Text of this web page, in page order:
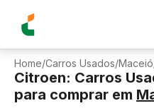
Home/Carros Usados/Maceió
Citroen: Carros
para comprar em